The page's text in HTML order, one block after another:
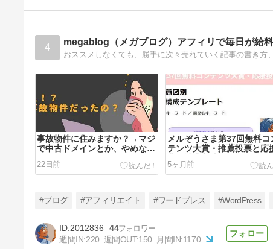
4 megablog（メガブログ）アフィリで毎日が給料
事故物件に住みますか？→マジ
で中古ドメインとか、やめな
22日前
メルぞうさま第37回無料コ
テンツ大賞・推薦投票と応
典の請求方法はこちら！
5ヶ月前
#ブログ #アフィリエイト #ワードプレス #WordPress
2012836
44
週間IN:220 週間OUT:150 月間IN:1170